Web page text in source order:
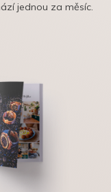
jednou za měsíc.